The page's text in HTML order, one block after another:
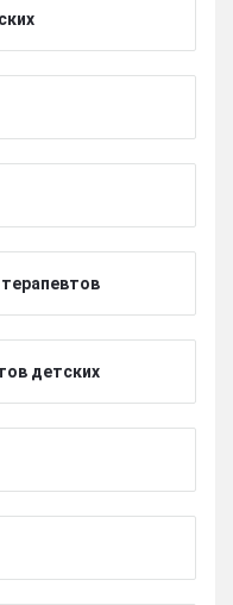
детских